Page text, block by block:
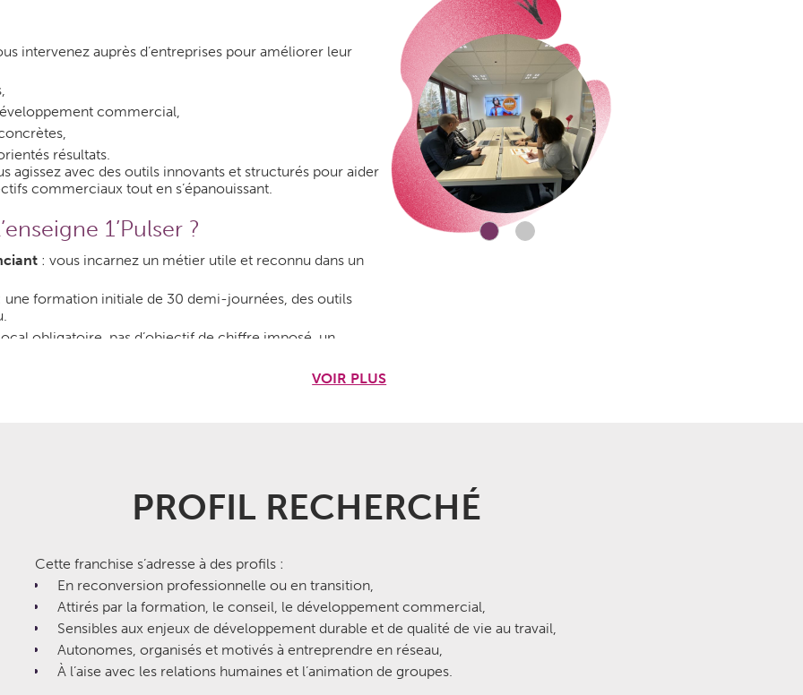
intervenez auprès d’entreprises pour améliorer leur
commercial,
résultats.
agissez avec des outils innovants et structurés pour aider
commerciaux tout en s’épanouissant.
1’Pulser ?
: vous incarnez un métier utile et reconnu dans un
formation initiale de 30 demi-journées, des outils
obligatoire, pas d’objectif de chiffre imposé, un
: séminaires, co-développement, entraide, échanges de
par 1’Pulser s’appuie sur :
dans chaque action commerciale,
relations saines et durables,
performance économique tout en améliorant la qualité
plaisir
» résume l’esprit de l’enseigne : vendre
et plaisir.
moyens mis à disposition
journées
VOIR PLUS
PROFIL RECHERCHÉ
Cette franchise s’adresse à des profils :
En reconversion professionnelle ou en transition,
Attirés par la formation, le conseil, le développement commercial,
Sensibles aux enjeux de développement durable et de qualité de vie au travail,
Autonomes, organisés et motivés à entreprendre en réseau,
À l’aise avec les relations humaines et l’animation de groupes.